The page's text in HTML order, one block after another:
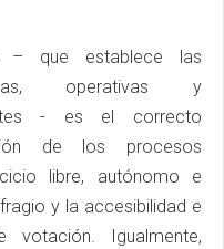
– que establece las
operativas y
- es el correcto
de los procesos
libre, autónomo e
y la accesibilidad e
Igualmente,